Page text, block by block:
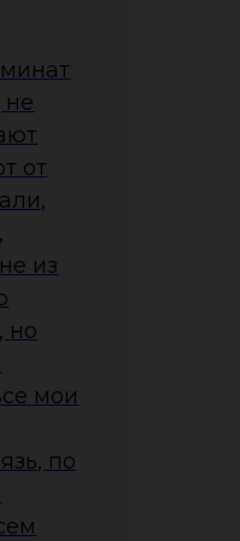
не
от
из
но
мои
по